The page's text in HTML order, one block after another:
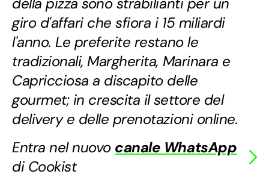
giro d'affari che sfiora i 15 miliardi
l'anno. Le preferite restano le
tradizionali, Margherita, Marinara e
Capricciosa a discapito delle
gourmet; in crescita il settore del
delivery e delle prenotazioni online.
Entra nel nuovo canale WhatsApp
di Cookist